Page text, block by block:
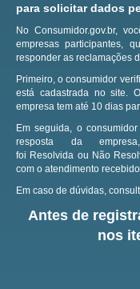
para solicitar dados
No Consumidor.gov.br,
empresas participantes,
responder as reclamações
Primeiro, o consumidor
está cadastrada no site.
empresa tem até 10 dias
Em seguida, o
resposta da
foi Resolvida ou Não
com o atendimento
Em caso de dúvidas,
Antes de
nos